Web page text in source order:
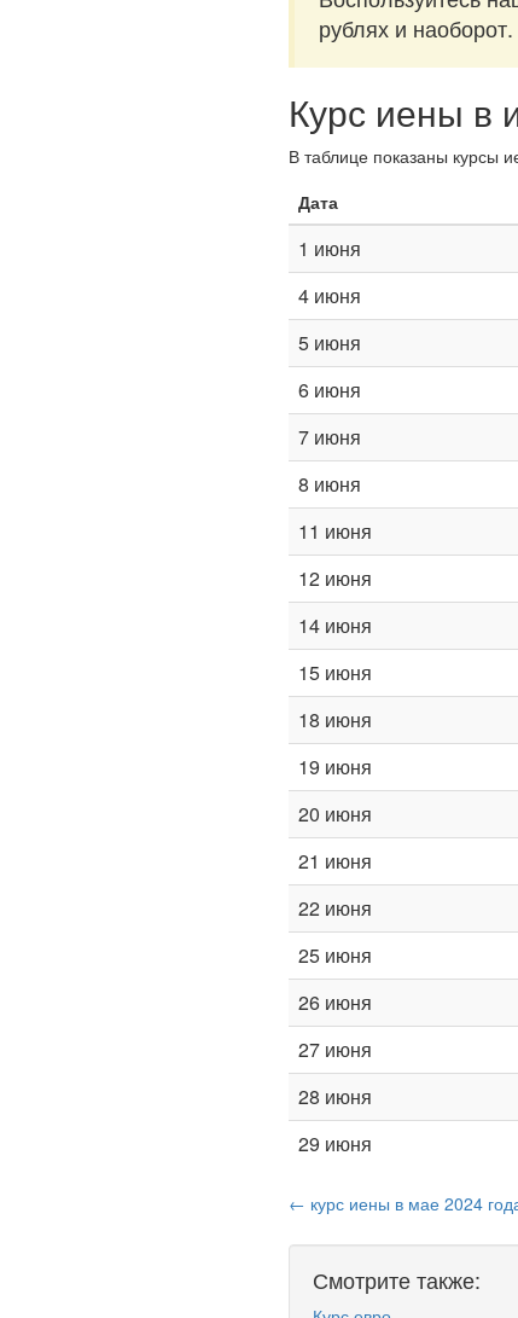
рублях и наоборот.
Курс иены в
В таблице показаны курсы
Дата
1 июня
4 июня
5 июня
6 июня
7 июня
8 июня
11 июня
12 июня
14 июня
15 июня
18 июня
19 июня
20 июня
21 июня
22 июня
25 июня
26 июня
27 июня
28 июня
29 июня
← курс иены в мае 2024
Смотрите также: